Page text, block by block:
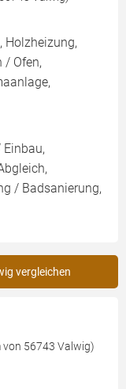
Holzheizung,
/ Ofen,
/ Badsanierung,
vergleichen
von 56743 Valwig)